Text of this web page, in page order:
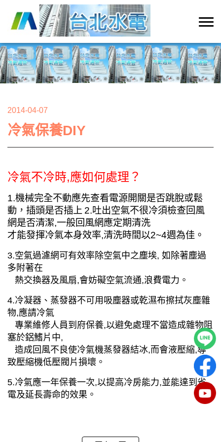
2014-04-07
冷氣保養DIY
冷氣不冷時,應如何處理？
1.機械完全不動應先查看電源開關是否跳脫或鬆
動，插頭是否插上 2.吐出空氣不很冷須檢查回風
網是否清潔,一般回風網應定期清洗
才能發揮冷氣本身效率,清洗時間以2~4週為佳。
3.空氣過濾網可有效率除空氣中之塵埃, 如除著塵過
多附著在
熱交換器及風扇,會妨礙空氣流通,浪費電力。
4.冷凝器、蒸發器不可用吸塵器或乾濕布擦拭灰塵雜
物,應請冷氣
專業維修人員到府保養,以避免處理不當造成雜物阻
塞於鋁鰭片中,
造成回風不良使冷氣機蒸發器結冰,而會液壓縮,導
致壓縮機低壓閥片損壞。
5.冷氣應一年保養一次,以提高冷房能力,並能達到省
電及延長壽命的效果。